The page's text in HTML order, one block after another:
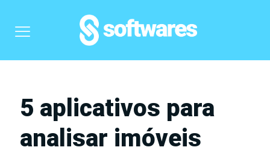
5 aplicativos para
analisar imóveis